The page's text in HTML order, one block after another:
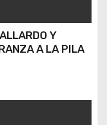
Y
A LA PILA